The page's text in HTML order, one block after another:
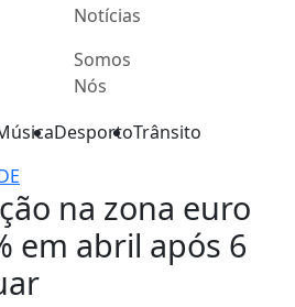
Notícias
Somos
Nós
DesportoTrânsito
na zona euro
em abril após 6